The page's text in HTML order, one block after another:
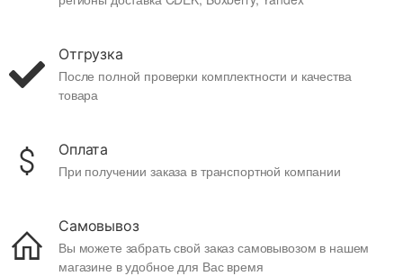
Отгрузка
После полной проверки комплектности и качества
товара
Оплата
При получении заказа в транспортной компании
Самовывоз
Вы можете забрать свой заказ самовывозом в нашем
магазине в удобное для Вас время